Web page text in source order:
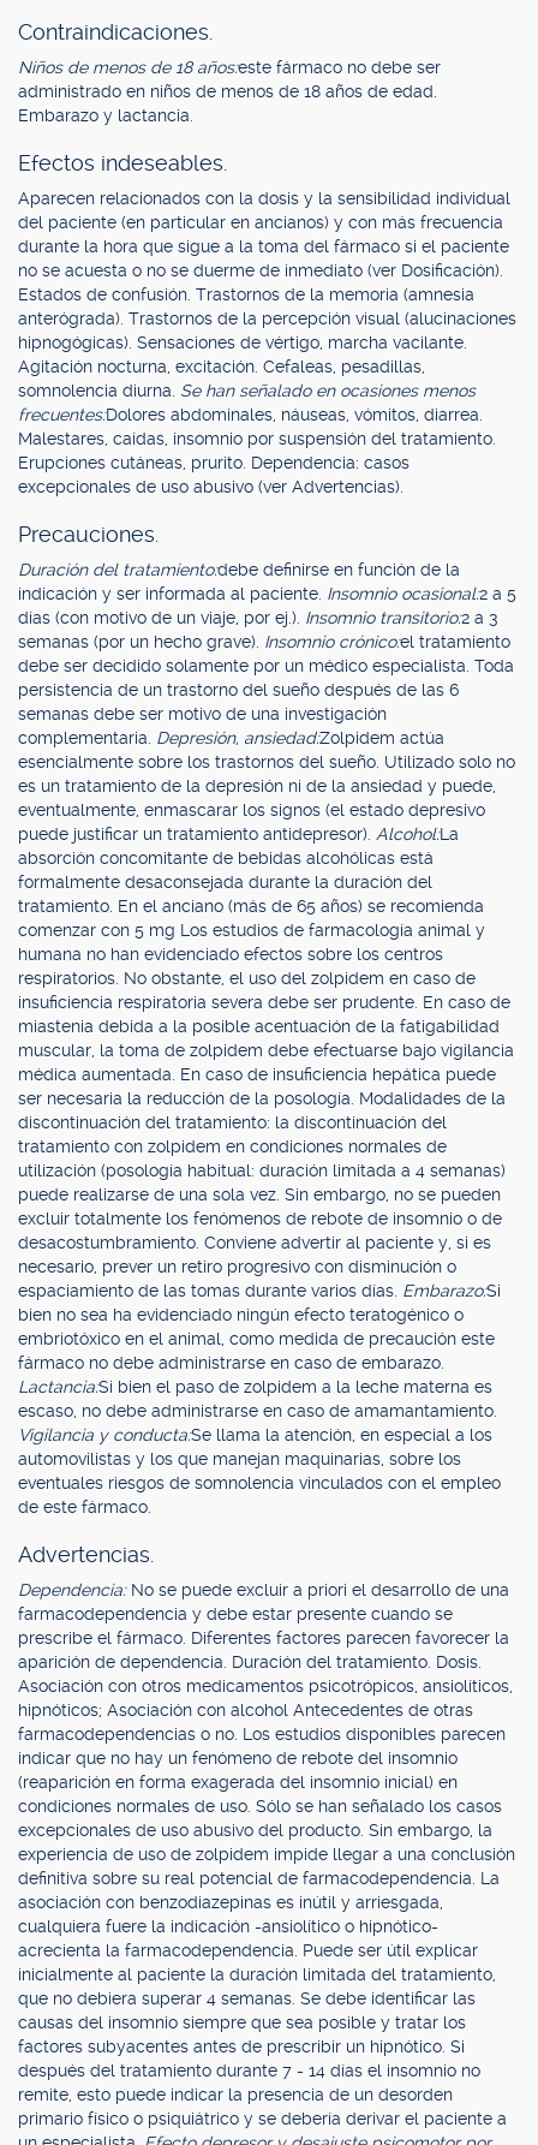
Contraindicaciones.
Niños de menos de 18 años:este fármaco no debe ser
administrado en niños de menos de 18 años de edad.
Embarazo y lactancia.
Efectos indeseables.
Aparecen relacionados con la dosis y la sensibilidad individual
del paciente (en particular en ancianos) y con más frecuencia
durante la hora que sigue a la toma del fármaco si el paciente
no se acuesta o no se duerme de inmediato (ver Dosificación).
Estados de confusión. Trastornos de la memoria (amnesia
anterógrada). Trastornos de la percepción visual (alucinaciones
hipnogógicas). Sensaciones de vértigo, marcha vacilante.
Agitación nocturna, excitación. Cefaleas, pesadillas,
somnolencia diurna. Se han señalado en ocasiones menos
frecuentes:Dolores abdominales, náuseas, vómitos, diarrea.
Malestares, caídas, insomnio por suspensión del tratamiento.
Erupciones cutáneas, prurito. Dependencia: casos
excepcionales de uso abusivo (ver Advertencias).
Precauciones.
Duración del tratamiento:debe definirse en función de la
indicación y ser informada al paciente. Insomnio ocasional:2 a 5
días (con motivo de un viaje, por ej.). Insomnio transitorio:2 a 3
semanas (por un hecho grave). Insomnio crónico:el tratamiento
debe ser decidido solamente por un médico especialista. Toda
persistencia de un trastorno del sueño después de las 6
semanas debe ser motivo de una investigación
complementaria. Depresión, ansiedad:Zolpidem actúa
esencialmente sobre los trastornos del sueño. Utilizado solo no
es un tratamiento de la depresión ni de la ansiedad y puede,
eventualmente, enmascarar los signos (el estado depresivo
puede justificar un tratamiento antidepresor). Alcohol:La
absorción concomitante de bebidas alcohólicas está
formalmente desaconsejada durante la duración del
tratamiento. En el anciano (más de 65 años) se recomienda
comenzar con 5 mg Los estudios de farmacología animal y
humana no han evidenciado efectos sobre los centros
respiratorios. No obstante, el uso del zolpidem en caso de
insuficiencia respiratoria severa debe ser prudente. En caso de
miastenia debida a la posible acentuación de la fatigabilidad
muscular, la toma de zolpidem debe efectuarse bajo vigilancia
médica aumentada. En caso de insuficiencia hepática puede
ser necesaria la reducción de la posología. Modalidades de la
discontinuación del tratamiento: la discontinuación del
tratamiento con zolpidem en condiciones normales de
utilización (posología habitual: duración limitada a 4 semanas)
puede realizarse de una sola vez. Sin embargo, no se pueden
excluir totalmente los fenómenos de rebote de insomnio o de
desacostumbramiento. Conviene advertir al paciente y, si es
necesario, prever un retiro progresivo con disminución o
espaciamiento de las tomas durante varios días. Embarazo:Si
bien no sea ha evidenciado ningún efecto teratogénico o
embriotóxico en el animal, como medida de precaución este
fármaco no debe administrarse en caso de embarazo.
Lactancia:Si bien el paso de zolpidem a la leche materna es
escaso, no debe administrarse en caso de amamantamiento.
Vigilancia y conducta:Se llama la atención, en especial a los
automovilistas y los que manejan maquinarias, sobre los
eventuales riesgos de somnolencia vinculados con el empleo
de este fármaco.
Advertencias.
Dependencia: No se puede excluir a priori el desarrollo de una
farmacodependencia y debe estar presente cuando se
prescribe el fármaco. Diferentes factores parecen favorecer la
aparición de dependencia. Duración del tratamiento. Dosis.
Asociación con otros medicamentos psicotrópicos, ansiolíticos,
hipnóticos; Asociación con alcohol Antecedentes de otras
farmacodependencias o no. Los estudios disponibles parecen
indicar que no hay un fenómeno de rebote del insomnio
(reaparición en forma exagerada del insomnio inicial) en
condiciones normales de uso. Sólo se han señalado los casos
excepcionales de uso abusivo del producto. Sin embargo, la
experiencia de uso de zolpidem impide llegar a una conclusión
definitiva sobre su real potencial de farmacodependencia. La
asociación con benzodiazepinas es inútil y arriesgada,
cualquiera fuere la indicación -ansiolítico o hipnótico-
acrecienta la farmacodependencia. Puede ser útil explicar
inicialmente al paciente la duración limitada del tratamiento,
que no debiera superar 4 semanas. Se debe identificar las
causas del insomnio siempre que sea posible y tratar los
factores subyacentes antes de prescribir un hipnótico. Si
después del tratamiento durante 7 - 14 días el insomnio no
remite, esto puede indicar la presencia de un desorden
primario físico o psiquiátrico y se debería derivar el paciente a